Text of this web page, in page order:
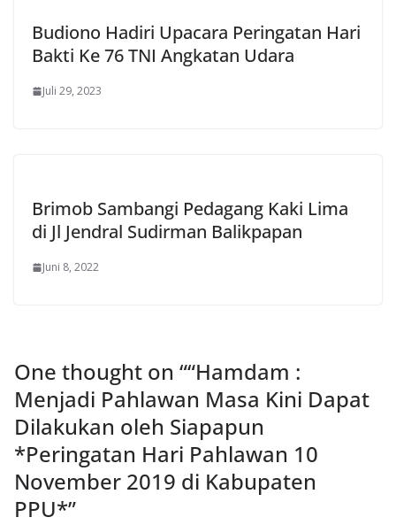
Budiono Hadiri Upacara Peringatan Hari
Bakti Ke 76 TNI Angkatan Udara
Juli 29, 2023
Brimob Sambangi Pedagang Kaki Lima
di Jl Jendral Sudirman Balikpapan
Juni 8, 2022
One thought on ““Hamdam :
Menjadi Pahlawan Masa Kini Dapat
Dilakukan oleh Siapapun
*Peringatan Hari Pahlawan 10
November 2019 di Kabupaten
PPU*”